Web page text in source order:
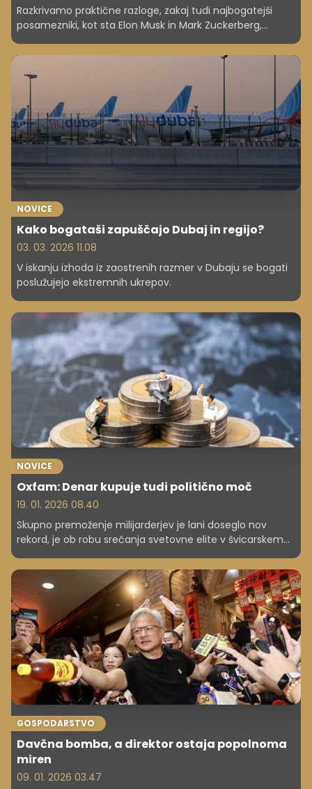
Razkrivamo praktične razloge, zakaj tudi najbogatejši
posamezniki, kot sta Elon Musk in Mark Zuckerberg,
nepremičnin. Ključna je matematika donosnosti naložb
proti stroškom kredita in izogibanje vezavi likvidnega
kapitala.
NOVICE
Kako bogataši zapuščajo Dubaj in regijo?
03. 03. 2026 11.08
V iskanju izhoda iz zaostrenih razmer v Dubaju se bogati
poslužujejo ekstremnih ukrepov.
NOVICE
Oxfam: Denar kupuje tudi politično moč
19. 01. 2026 08.40
Skupno premoženje milijarderjev je lani doseglo nov
rekord, je ob robu srečanja svetovne elite v švicarskem
Oxfam. Kot so posvarili, krepitev premoženja
najbogatejših predstavlja resno politično tveganje.
GOSPODARSTVO
Davčna bomba, a direktor ostaja popolnoma
miren
09. 01. 2026 03.47